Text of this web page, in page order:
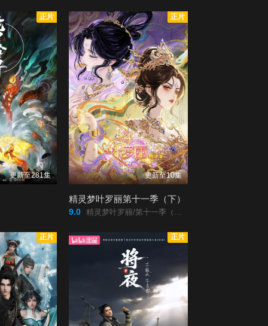
正片
更新至281集
正片
更新至10集
精灵梦叶罗丽第十一季（下）
9.0 精灵梦叶罗丽/第十一季（下）/
正片 正片